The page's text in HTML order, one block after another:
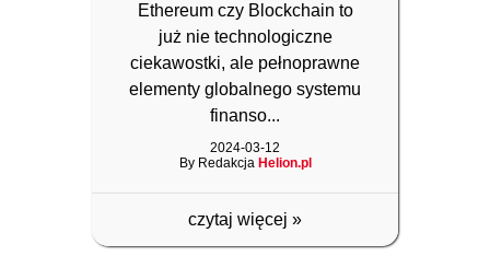
Ethereum czy Blockchain to
już nie technologiczne
ciekawostki, ale pełnoprawne
elementy globalnego systemu
finanso...
2024-03-12
By RedakcjaHelion.pl
czytaj więcej »